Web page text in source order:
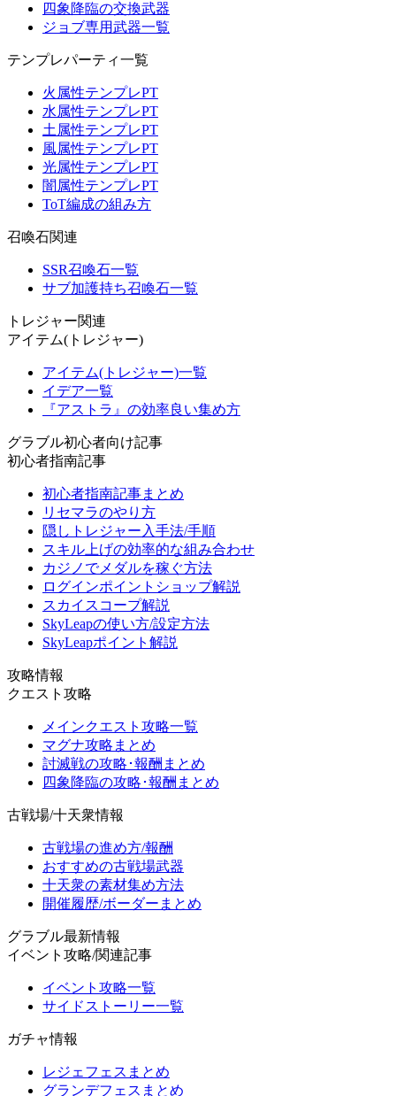
四象降臨の交換武器
ジョブ専用武器一覧
テンプレパーティ一覧
火属性テンプレPT
水属性テンプレPT
土属性テンプレPT
風属性テンプレPT
光属性テンプレPT
闇属性テンプレPT
ToT編成の組み方
召喚石関連
SSR召喚石一覧
サブ加護持ち召喚石一覧
トレジャー関連
アイテム(トレジャー)
アイテム(トレジャー)一覧
イデア一覧
『アストラ』の効率良い集め方
グラブル初心者向け記事
初心者指南記事
初心者指南記事まとめ
リセマラのやり方
隠しトレジャー入手法/手順
スキル上げの効率的な組み合わせ
カジノでメダルを稼ぐ方法
ログインポイントショップ解説
スカイスコープ解説
SkyLeapの使い方/設定方法
SkyLeapポイント解説
攻略情報
クエスト攻略
メインクエスト攻略一覧
マグナ攻略まとめ
討滅戦の攻略･報酬まとめ
四象降臨の攻略･報酬まとめ
古戦場/十天衆情報
古戦場の進め方/報酬
おすすめの古戦場武器
十天衆の素材集め方法
開催履歴/ボーダーまとめ
グラブル最新情報
イベント攻略/関連記事
イベント攻略一覧
サイドストーリー一覧
ガチャ情報
レジェフェスまとめ
グランデフェスまとめ